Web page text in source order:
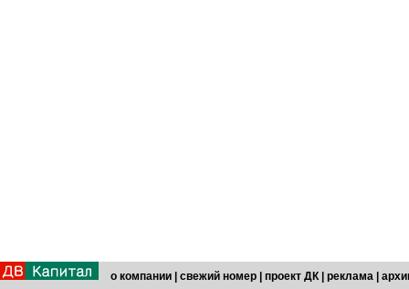
о компании свежий номер проект ДК реклама